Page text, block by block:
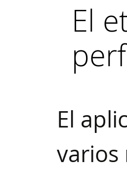
El
El
varios